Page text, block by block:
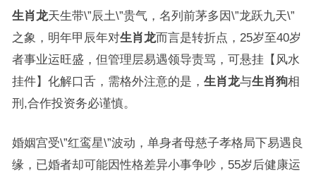
生肖龙天生带\”辰土\”贵气，名列前茅多因\”龙跃九天\”
之象，明年甲辰年对生肖龙而言是转折点，25岁至40岁
者事业运旺盛，但管理层易遇领导责骂，可悬挂【风水
挂件】化解口舌，需格外注意的是， 生肖龙与生肖狗相
刑,合作投资务必谨慎。
婚姻宫受\”红鸾星\”波动，单身者母慈子孝格局下易遇良
缘，已婚者却可能因性格差异小事争吵，55岁后健康运